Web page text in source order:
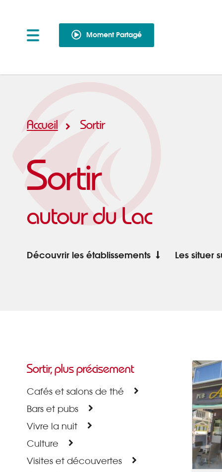
Moment Partagé
Accueil Sortir
Sortir
autour du Lac
Découvrir les établissements Les situer
Sortir, plus précisement
Cafés et salons de thé
Bars et pubs
Vivre la nuit
Culture
Visites et découvertes